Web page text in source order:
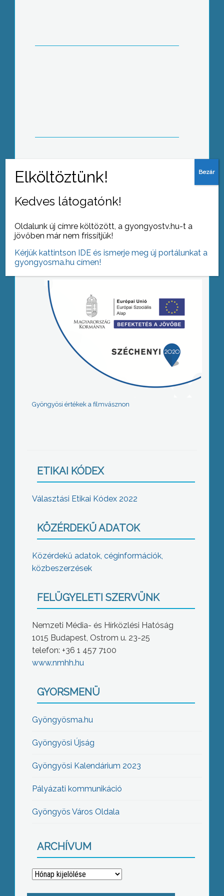
Tovább az archívumra
Gyöngyösi értékek a filmvásznon
ETIKAI KÓDEX
Választási Etikai Kódex 2022
KÖZÉRDEKŰ ADATOK
Közérdekű adatok, céginformációk,
közbeszerzések
FELÜGYELETI SZERVÜNK
Nemzeti Média- és Hírközlési Hatóság
1015 Budapest, Ostrom u. 23-25
telefon: +36 1 457 7100
www.nmhh.hu
GYORSMENÜ
Gyöngyösma.hu
Gyöngyösi Újság
Gyöngyösi Kalendárium 2023
Pályázati kommunikáció
Gyöngyös Város Oldala
ARCHÍVUM
Archívum
Kedves látogatónk!
Oldalunk új címre költözött, a gyongyostv.hu-t a
jövőben már nem frissítjük!
Kérjük kattintson IDE és ismerje meg új portálunkat a
gyongyosma.hu címen!